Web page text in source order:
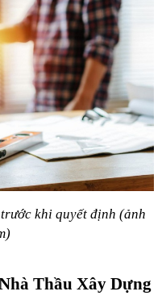
khi quyết định (ảnh
Thầu Xây Dựng